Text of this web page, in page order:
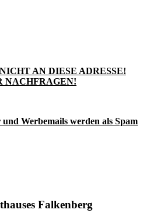
AN DIESE ADRESSE!
NACHFRAGEN!
Werbemails werden als Spam
Falkenberg